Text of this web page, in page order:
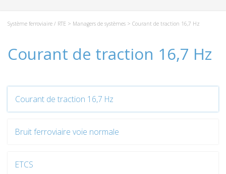
Système ferroviaire / RTE > Managers de systèmes > Courant de traction 16,7 Hz
Courant de traction 16,7 Hz
Courant de traction 16,7 Hz
Bruit ferroviaire voie normale
ETCS